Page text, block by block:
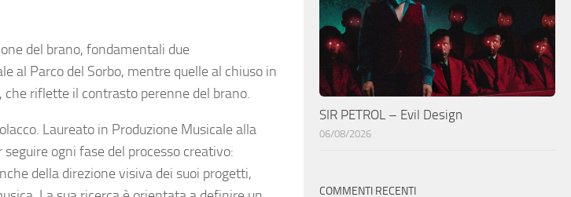
del brano, fondamentali due
al Parco del Sorbo, mentre quelle al chiuso in
riflette il contrasto perenne del brano.
Laureato in Produzione Musicale alla
ogni fase del processo creativo:
della direzione visiva dei suoi progetti,
SIR PETROL – Evil Design
06/08/2026
COMMENTI RECENTI